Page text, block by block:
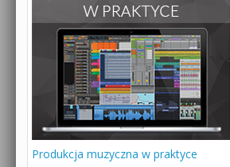
Produkcja muzyczna w praktyce